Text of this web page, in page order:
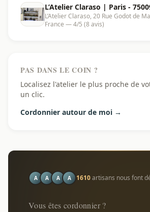
L’Atelier Claraso | Paris -
L’Atelier Claraso, 20 Rue Godot de
France — 4/5 (8 avis)
PAS DANS LE COIN ?
Localisez l'atelier le plus proche de
un clic.
Cordonnier autour de moi →
A A A A 1610artisans nous font
Vous êtes cordonnier ?